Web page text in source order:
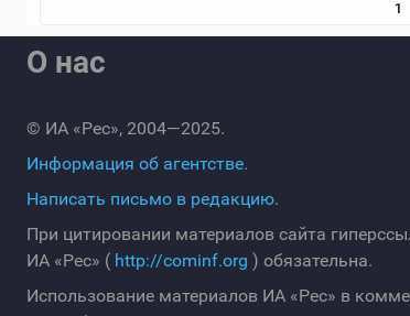
1
О нас
© ИА «Рес», 2004—2025.
Информация об агентстве.
Написать письмо в редакцию.
При цитировании материалов сайта
ИА «Рес» ( http://cominf.org ) обязательна.
Использование материалов ИА «Рес» в